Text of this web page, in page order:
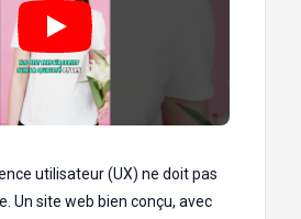
utilisateur (UX) ne doit pas
Un site web bien conçu, avec